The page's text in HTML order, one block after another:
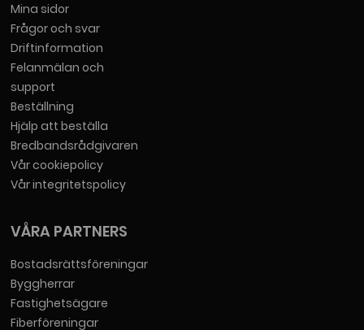
Mina sidor
Frågor och svar
Driftinformation
Felanmälan och
support
Beställning
Hjälp att beställa
Bredbandsrådgivaren
Vår cookiepolicy
Vår integritetspolicy
VÅRA PARTNERS
Bostadsrättsföreningar
Byggherrar
Fastighetsägare
Fiberföreningar